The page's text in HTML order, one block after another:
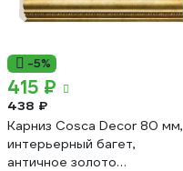
-5%
415 ₽
438 ₽
Карниз Cosca Decor 80 мм,
интерьерный багет,
античное золото